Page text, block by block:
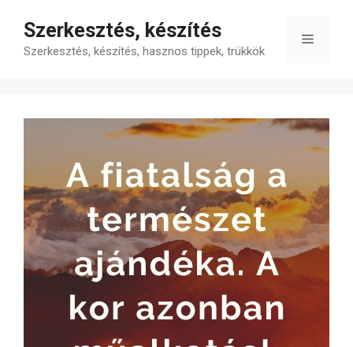
tartalomba
Szerkesztés, készítés
Szerkesztés, készítés, hasznos tippek, trükkök
Menü